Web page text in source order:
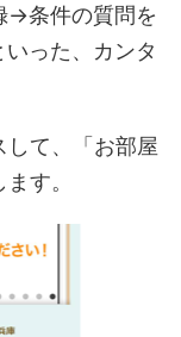
→条件の質問を
った、カンタ
して、「お部屋
す。